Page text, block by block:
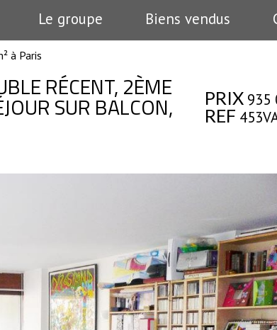
le groupe Biens vendus
à Paris
RÉCENT, 2ÈME
SUR BALCON, PRIX 935
REF